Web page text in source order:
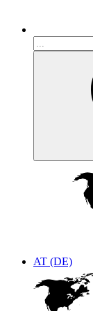
AT (DE)